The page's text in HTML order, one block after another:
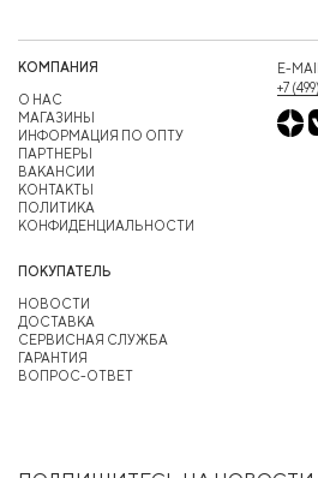
КОМПАНИЯ
О НАС
МАГАЗИНЫ
ИНФОРМАЦИЯ ПО ОПТУ
ПАРТНЕРЫ
ВАКАНСИИ
КОНТАКТЫ
ПОЛИТИКА
КОНФИДЕНЦИАЛЬНОСТИ
ПОКУПАТЕЛЬ
НОВОСТИ
ДОСТАВКА
СЕРВИСНАЯ СЛУЖБА
ГАРАНТИЯ
ВОПРОС-ОТВЕТ
E-
+7